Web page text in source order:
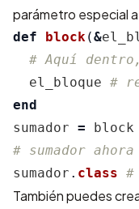
parámetro especial
def block(&
# Aquí
el_bloque #
end
sumador = block
# sumador
sumador . class #
También puedes